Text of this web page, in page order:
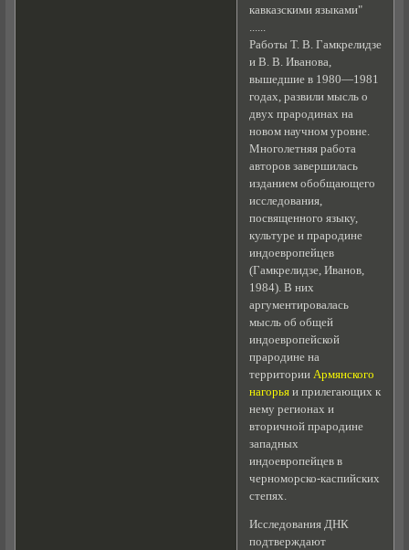
кавказскими языками"
Работы Т. В. Гамкрелидзе
и В. В. Иванова,
вышедшие в 1980—1981
годах, развили мысль о
двух прародинах на
новом научном уровне.
Многолетняя работа
авторов завершилась
изданием обобщающего
исследования,
посвященного языку,
культуре и прародине
индоевропейцев
(Гамкрелидзе, Иванов,
1984). В них
аргументировалась
мысль об общей
индоевропейской
прародине на
территорииАрмянского
нагорьяи прилегающих к
нему регионах и
вторичной прародине
западных
индоевропейцев в
черноморско-каспийских
степях.
Исследования ДНК
подтверждают